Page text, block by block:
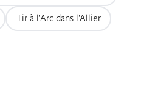
Tir à l'Arc dans l'Allier